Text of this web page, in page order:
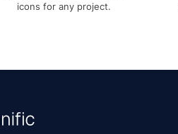
icons for any project.